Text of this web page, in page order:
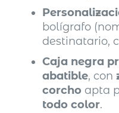
bolígrafo
destinatario,
Caja negra
abatible, con
corcho apta
todo color.